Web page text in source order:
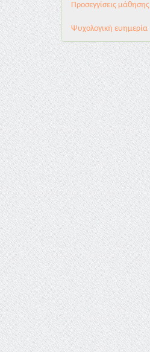
Προσεγγίσεις μάθησης
Ψυχολογική ευημερία